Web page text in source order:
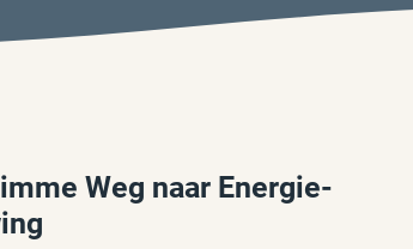
Weg naar Energie-